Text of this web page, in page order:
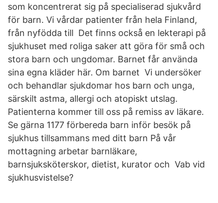
som koncentrerat sig på specialiserad sjukvård
för barn. Vi vårdar patienter från hela Finland,
från nyfödda till Det finns också en lekterapi på
sjukhuset med roliga saker att göra för små och
stora barn och ungdomar. Barnet får använda
sina egna kläder här. Om barnet Vi undersöker
och behandlar sjukdomar hos barn och unga,
särskilt astma, allergi och atopiskt utslag.
Patienterna kommer till oss på remiss av läkare.
Se gärna 1177 förbereda barn inför besök på
sjukhus tillsammans med ditt barn På vår
mottagning arbetar barnläkare,
barnsjuksköterskor, dietist, kurator och Vab vid
sjukhusvistelse?